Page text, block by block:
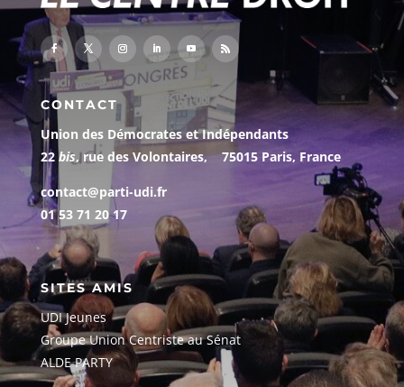
CONTACT
Union des Démocrates et Indépendants
22 bis, rue des Volontaires, 75015 Paris, France
contact@parti-udi.fr
01 53 71 20 17
SITES AMIS
UDI Jeunes
Groupe Union Centriste au Sénat
ALDE PARTY